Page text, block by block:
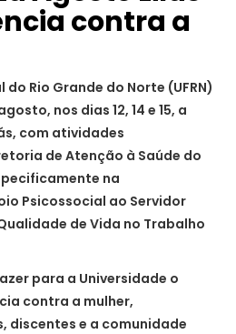
contra a
Rio Grande do Norte (UFRN)
nos dias 12, 14 e 15, a
com atividades
de Atenção à Saúde do
na
Psicossocial ao Servidor
de Vida no Trabalho
para a Universidade o
contra a mulher,
discentes e a comunidade